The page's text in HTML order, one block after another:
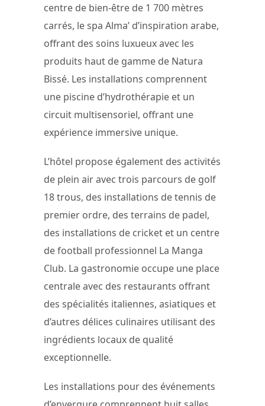
centre de bien-être de 1 700 mètres
carrés, le spa Alma’ d’inspiration arabe,
offrant des soins luxueux avec les
produits haut de gamme de Natura
Bissé. Les installations comprennent
une piscine d’hydrothérapie et un
circuit multisensoriel, offrant une
expérience immersive unique.
L’hôtel propose également des activités
de plein air avec trois parcours de golf
18 trous, des installations de tennis de
premier ordre, des terrains de padel,
des installations de cricket et un centre
de football professionnel La Manga
Club. La gastronomie occupe une place
centrale avec des restaurants offrant
des spécialités italiennes, asiatiques et
d’autres délices culinaires utilisant des
ingrédients locaux de qualité
exceptionnelle.
Les installations pour des événements